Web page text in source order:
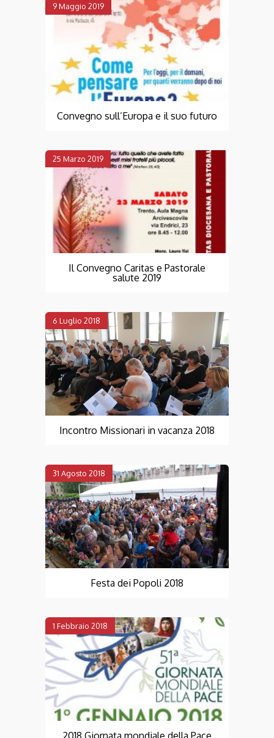
9 Maggio 2019
Convegno sull’Europa e il suo futuro
25 Marzo 2019
Il Convegno Caritas e Pastorale
salute 2019
6 Luglio 2018
Incontro Missionari in vacanza 2018
31 Agosto 2018
Festa dei Popoli 2018
1 Febbraio 2018
2018 Giornata mondiale della Pace